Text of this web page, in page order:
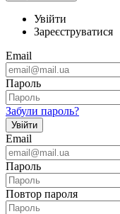
Увійти
Зареєструватися
Email
Пароль
Забули пароль?
Увійти
Email
Пароль
Повтор пароля